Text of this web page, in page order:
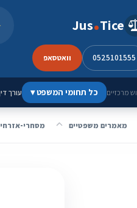
Jus Tice
0525101555 וואטסאפ
מרכזיים כל תחומי המשפט▾ עורך
מאמרים משפטיים מסחרי-אזרחי